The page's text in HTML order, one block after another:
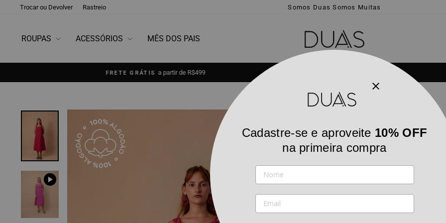
Conteúdo
Trocar ou Devolver Rastreio Somos Duas Somos Muitas
ROUPAS ACESSÓRIOS MÊS DOS PAIS
pausa
PARCELE em até 6x sem juros | E a sua primeira troca é grátis 💫
Cadastre-se e aproveite 10% OFF
na primeira compra